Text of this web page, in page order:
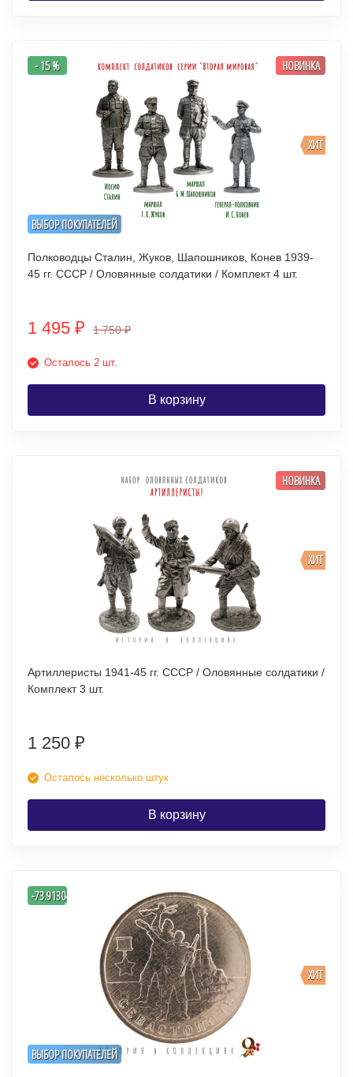
ВЫБОР ПОКУПАТЕЛЕЙ
ХИТ
- 15 % НОВИНКА
Полководцы Сталин, Жуков, Шапошников, Конев 1939-
45 гг. СССР / Оловянные солдатики / Комплект 4 шт.
1 495 ₽ 1 750₽
Осталось 2 шт.
В корзину
ХИТ
НОВИНКА
Артиллеристы 1941-45 гг. СССР / Оловянные солдатики /
Комплект 3 шт.
1 250 ₽
Осталось несколько штук
В корзину
ВЫБОР ПОКУПАТЕЛЕЙ
ХИТ
-
-73.913043478261
%